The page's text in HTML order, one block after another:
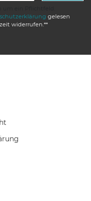
gelesen
widerrufen.**